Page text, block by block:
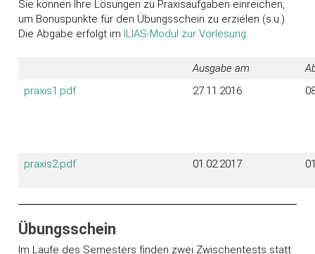
Sie können Ihre Lösungen zu Praxisaufgaben einreichen,
um Bonuspunkte für den Übungsschein zu erzielen (s.u.).
Die Abgabe erfolgt im ILIAS-Modul zur Vorlesung
Ausgabe am
praxis1.pdf
27.11.2016
praxis2.pdf 01.02.2017
Übungsschein
Im Laufe des Semesters finden zwei Zwischentests statt